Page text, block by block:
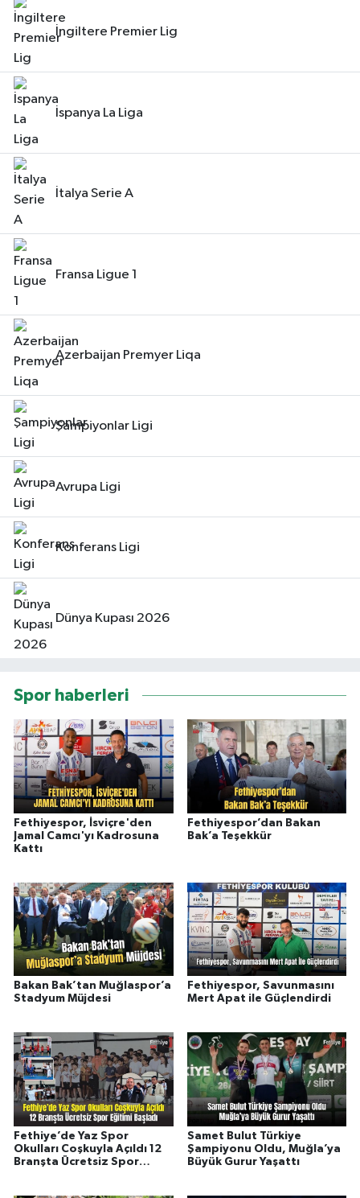
İngiltere Premier Lig
İspanya La Liga
İtalya Serie A
Fransa Ligue 1
Azerbaijan Premyer Liqa
Şampiyonlar Ligi
Avrupa Ligi
Konferans Ligi
Dünya Kupası 2026
Spor haberleri
Fethiyespor, İsviçre'den
Jamal Camcı'yı Kadrosuna
Kattı
Fethiyespor’dan Bakan
Bak’a Teşekkür
Bakan Bak’tan Muğlaspor’a
Stadyum Müjdesi
Fethiyespor, Savunmasını
Mert Apat ile Güçlendirdi
Fethiye’de Yaz Spor
Okulları Coşkuyla Açıldı 12
Branşta Ücretsiz Spor
Samet Bulut Türkiye
Şampiyonu Oldu, Muğla’ya
Büyük Gurur Yaşattı